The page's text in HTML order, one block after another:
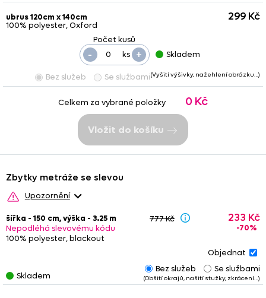
ubrus 120cm x 140cm
100% polyester, Oxford
ks +
-
299 Kč
Skladem
Bez služeb Se službami(Vyšití výšivky, nažehlení obrázku…)
Celkem za vybrané položky 0 Kč
Vložit do košíku
Zbytky metráže se slevou
Upozornění
Upozornění: Na zbytky se nevztahují žádné další slevy (kódy s
procentuální slevou). Zbytek vložený do košíku zůstává
rezervován dvě hodiny.Nedoporučujeme
s metrážovým zbožím
stejného důvodu není vhodné objednávat různé zbytky, pokud
Některé zbytky jsouzkrácenéneboobšité, případně jsou na
šířka - 150 cm, výška - 3.25 m
Nepodléhá slevovému kódu
100% polyester, blackout
777 Kč 233 Kč
-70%
Skladem
Bez služeb Se službami
(Obšití okrajů, našití stužky, zkrácení…)